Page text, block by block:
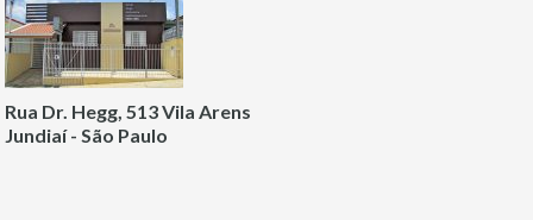
Rua Dr. Hegg, 513 Vila Arens
Jundiaí - São Paulo